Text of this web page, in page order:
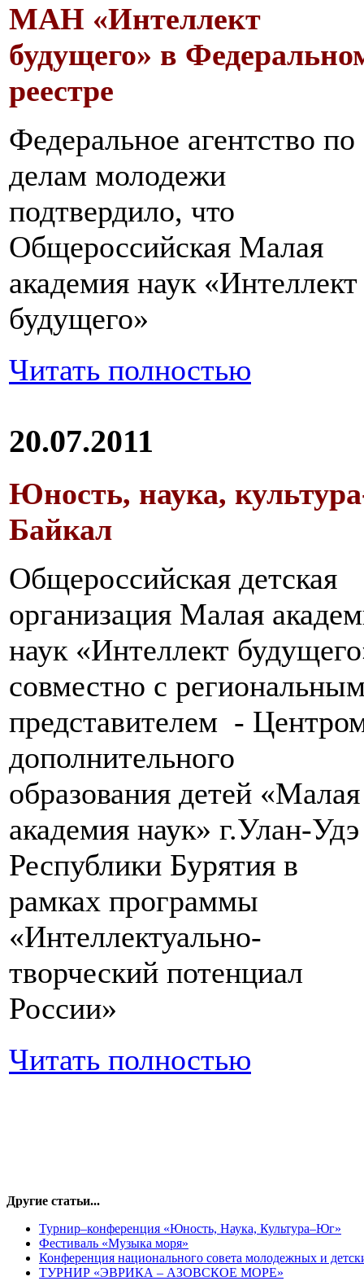
МАН «Интеллект
будущего» в
реестре
Федеральное агентство по
делам молодежи
подтвердило, что
Общероссийская Малая
академия наук «Интеллект
будущего»
Читать полностью
20.07.2011
Юность, наука,
Байкал
Общероссийская детская
организация Малая
наук «Интеллект
совместно с
представителем -
дополнительного
образования детей «Малая
академия наук» г.Улан-Удэ
Республики Бурятия в
рамках программы
«Интеллектуально-
творческий потенциал
России»
Читать полностью
Другие статьи...
Турнир–конференция «Юность, Наука, Культура–Юг»
Фестиваль «Музыка моря»
Конференция национального совета молодежных и
ТУРНИР «ЭВРИКА – АЗОВСКОЕ МОРЕ»